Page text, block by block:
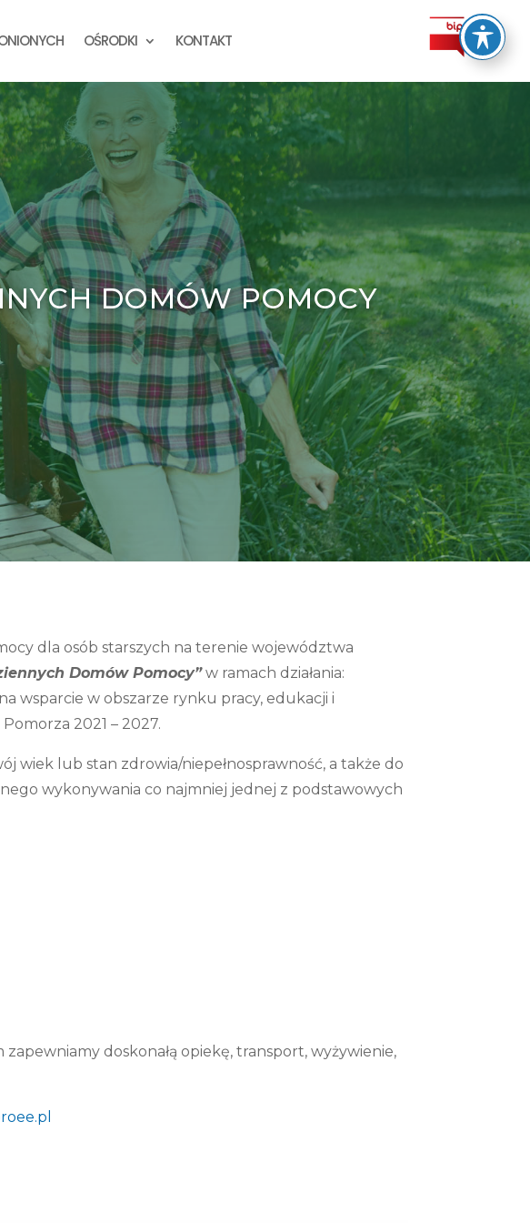
OŚRODKI KONTAKT
DOMÓW POMOCY
dla osób starszych na terenie województwa
Domów Pomocy”w ramach działania:
wsparcie w obszarze rynku pracy, edukacji i
2021 – 2027.
wiek lub stan zdrowia/niepełnosprawność, a także do
wykonywania co najmniej jednej z podstawowych
doskonałą opiekę, transport, wyżywienie,